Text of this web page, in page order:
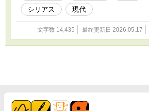
嬉しいです。
シリアス
現代
文字数 14,435 最終更新日 2026.05.17